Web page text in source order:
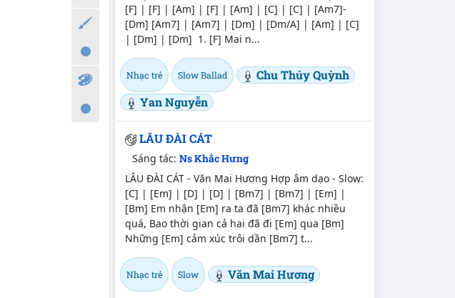
[F] | [F] | [Am] | [F] | [Am] | [C] | [C] | [Am7]-
[Dm] [Am7] | [Am7] | [Dm] | [Dm/A] | [Am] | [C]
| [Dm] | [Dm] 1. [F] Mai n...
Nhạc trẻ Slow Ballad
Chu Thúy Quỳnh
Yan Nguyễn
LÂU ĐÀI CÁT
Sáng tác:Ns Khắc Hưng
LÂU ĐÀI CÁT - Văn Mai Hương Hợp âm dạo - Slow:
[C] | [Em] | [D] | [D] | [Bm7] | [Bm7] | [Em] |
[Bm] Em nhận [Em] ra ta đã [Bm7] khác nhiều
quá, Bao thời gian cả hai đã đi [Em] qua [Bm]
Những [Em] cảm xúc trôi dần [Bm7] t...
Nhạc trẻ Slow Văn Mai Hương